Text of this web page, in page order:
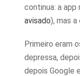
continua: a app
avisado), mas
Primeiro eram
depressa,
depois Google